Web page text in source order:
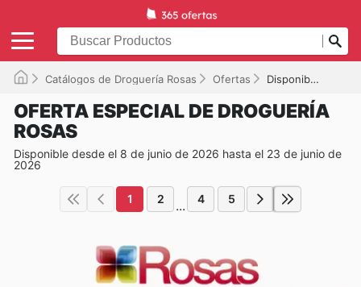
Catálogos de Droguería Rosas Ofertas Disponible hasta el 23/06/2026
OFERTA ESPECIAL DE DROGUERÍA
ROSAS
Disponible desde el 8 de junio de 2026 hasta el 23 de junio de
2026
1 2 ... 4 5